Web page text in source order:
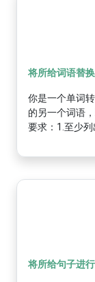
将所给词语替
你是一个单词
的另一个词语
要求：1.至少列
将所给句子进